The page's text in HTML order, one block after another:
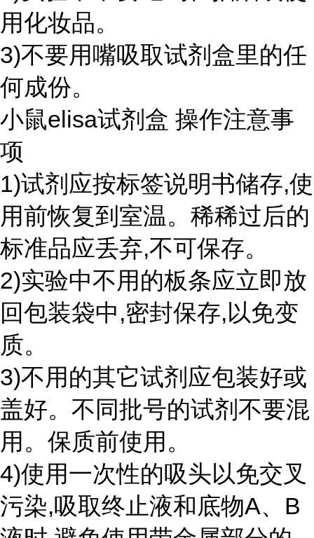
用化妆品。
3)不要用嘴吸取试剂盒里的任
何成份。
小鼠elisa试剂盒 操作注意事
项
1)试剂应按标签说明书储存,使
用前恢复到室温。稀稀过后的
标准品应丢弃,不可保存。
2)实验中不用的板条应立即放
回包装袋中,密封保存,以免变
质。
3)不用的其它试剂应包装好或
盖好。不同批号的试剂不要混
用。保质前使用。
4)使用一次性的吸头以免交叉
污染,吸取终止液和底物A、B